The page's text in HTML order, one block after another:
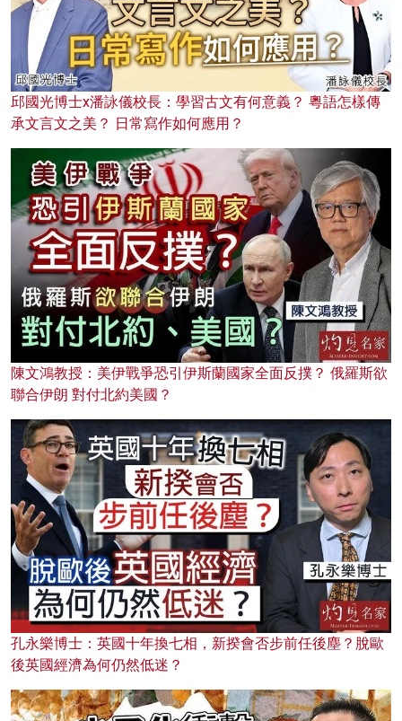
邱國光博士x潘詠儀校長：學習古文有何意義？ 粵語怎樣傳
承文言文之美？ 日常寫作如何應用？
陳文鴻教授：美伊戰爭恐引伊斯蘭國家全面反撲？ 俄羅斯欲
聯合伊朗 對付北約美國？
孔永樂博士：英國十年換七相，新揆會否步前任後塵？脫歐
後英國經濟為何仍然低迷？